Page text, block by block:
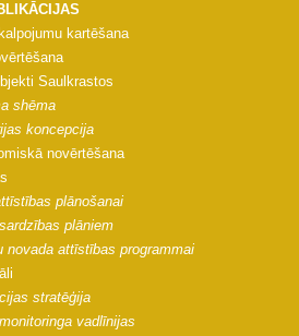
kartēšana
Saulkrastos
shēma
koncepcija
novērtēšana
plānošanai
plāniem
novada attīstības programmai
stratēģija
vadlīnijas